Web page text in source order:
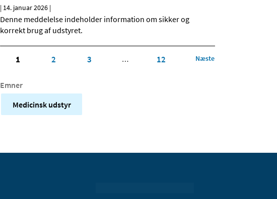
| 14. januar 2026 |
Denne meddelelse indeholder information om sikker og
korrekt brug af udstyret.
1 2 3 … 12 Næste
Emner
Medicinsk udstyr